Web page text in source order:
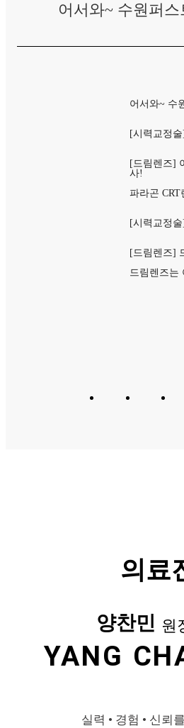
어서와~ 수원퍼
어서와~ 수
[시력교정
[드림렌즈]
사!
파라곤
[시력교정
[드림렌즈]
드림렌즈는
의료
양찬민 원
YANG
실력 • 경험 • 신뢰